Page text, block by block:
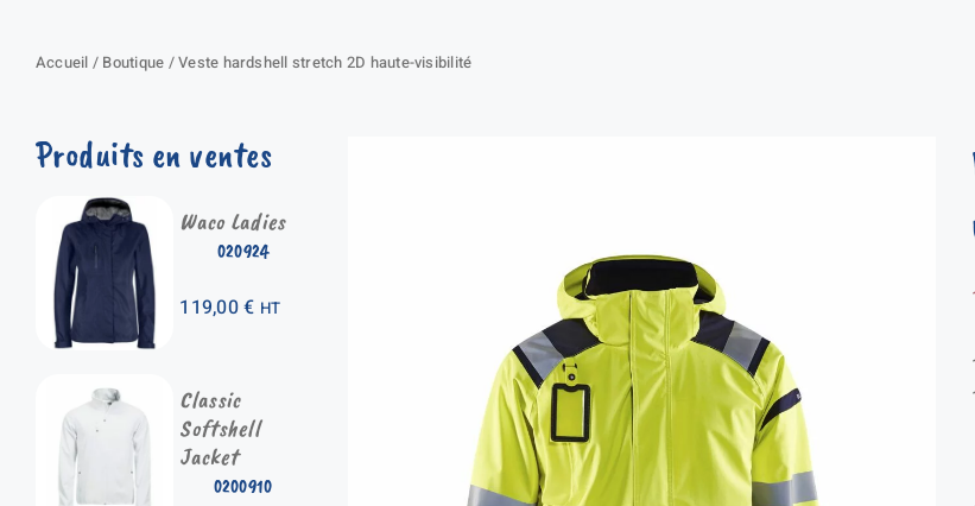
Accueil / Boutique /Veste hardshell stretch 2D haute-visibilité
Produits en ventes
020924
Waco Ladies
119,00€ HT
0200910
Classic
Softshell
Jacket